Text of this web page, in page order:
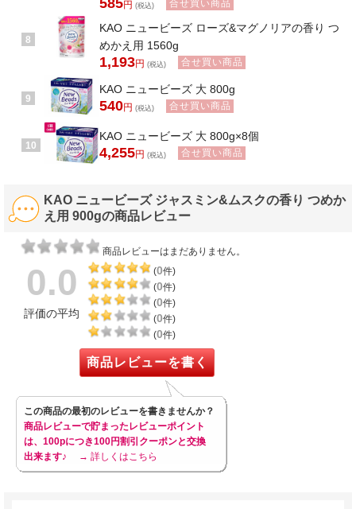
585円 (税込) 合せ買い商品
8
KAO ニュービーズ ローズ&マグノリアの香り つ
めかえ用 1560g
1,193円 (税込) 合せ買い商品
9
KAO ニュービーズ 大 800g
540円 (税込) 合せ買い商品
10
KAO ニュービーズ 大 800g×8個
4,255円 (税込) 合せ買い商品
KAO ニュービーズ ジャスミン&ムスクの香り つめか
え用 900gの商品レビュー
商品レビューはまだありません。
0.0
評価の平均
(0件)
(0件)
(0件)
(0件)
(0件)
商品レビューを書く
この商品の最初のレビューを書きませんか？
商品レビューで貯まったレビューポイント
は、100pにつき100円割引クーポンと交換
出来ます♪
→ 詳しくはこちら